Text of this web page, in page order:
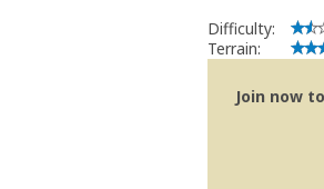
Obrigado
Bitaro
Community
Linhas
Difficulty:
Terrain:
Join now